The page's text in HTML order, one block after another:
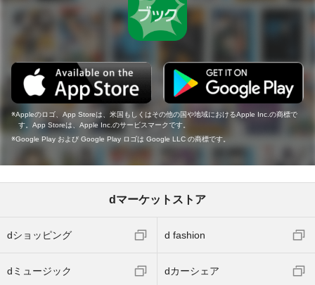
Appleのロゴ、App Storeは、米国もしくはその他の国や地域におけるApple Inc.の商標で
す。App Storeは、Apple Inc.のサービスマークです。
Google Play および Google Play ロゴは Google LLC の商標です。
dマーケットストア
dショッピング d fashion
dミュージック dカーシェア